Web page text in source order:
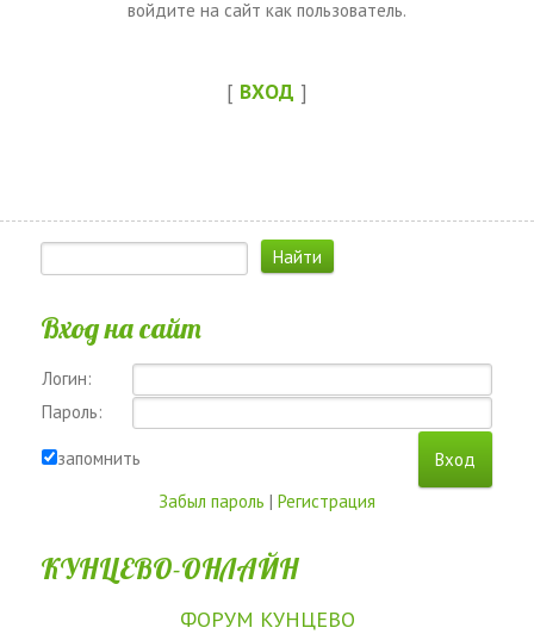
войдите на сайт как пользователь.
[ ВХОД ]
Вход на сайт
Логин:
Пароль:
запомнить
Забыл пароль | Регистрация
КУНЦЕВО-ОНЛАЙН
ФОРУМ КУНЦЕВО